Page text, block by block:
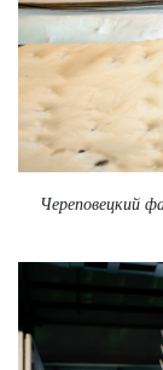
Череповецкий